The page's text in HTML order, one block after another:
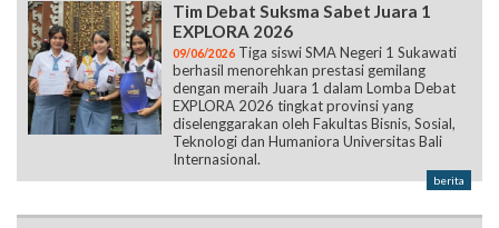
Tim Debat Suksma Sabet Juara 1
EXPLORA 2026
09/06/2026 Tiga siswi SMA Negeri 1 Sukawati
berhasil menorehkan prestasi gemilang
dengan meraih Juara 1 dalam Lomba Debat
EXPLORA 2026 tingkat provinsi yang
diselenggarakan oleh Fakultas Bisnis, Sosial,
Teknologi dan Humaniora Universitas Bali
Internasional.
berita